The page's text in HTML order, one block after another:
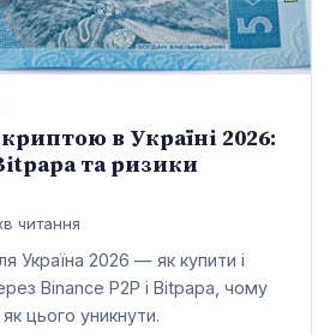
в Україні 2026:
та ризики
читання
Україна 2026 — як купити і
Binance P2P і Bitpapa, чому
цього уникнути.